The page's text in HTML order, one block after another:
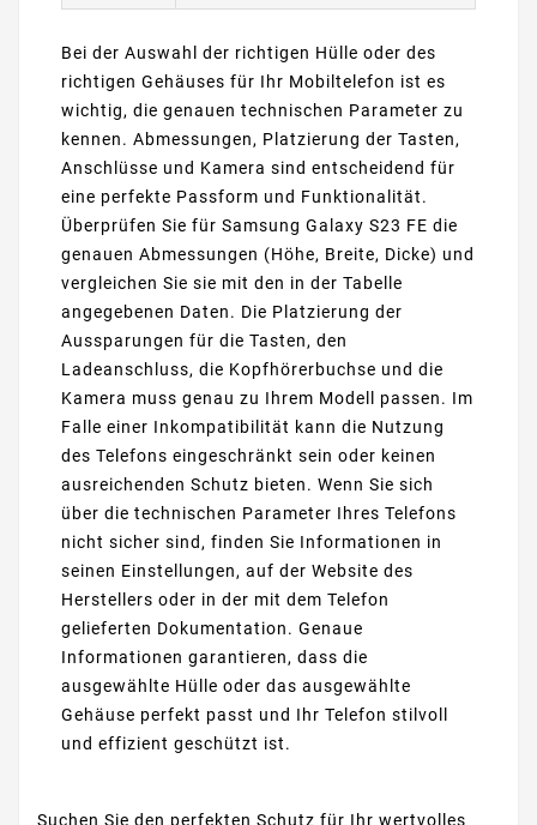
Bei der Auswahl der richtigen Hülle oder des
richtigen Gehäuses für Ihr Mobiltelefon ist es
wichtig, die genauen technischen Parameter zu
kennen. Abmessungen, Platzierung der Tasten,
Anschlüsse und Kamera sind entscheidend für
eine perfekte Passform und Funktionalität.
Überprüfen Sie für Samsung Galaxy S23 FE die
genauen Abmessungen (Höhe, Breite, Dicke) und
vergleichen Sie sie mit den in der Tabelle
angegebenen Daten. Die Platzierung der
Aussparungen für die Tasten, den
Ladeanschluss, die Kopfhörerbuchse und die
Kamera muss genau zu Ihrem Modell passen. Im
Falle einer Inkompatibilität kann die Nutzung
des Telefons eingeschränkt sein oder keinen
ausreichenden Schutz bieten. Wenn Sie sich
über die technischen Parameter Ihres Telefons
nicht sicher sind, finden Sie Informationen in
seinen Einstellungen, auf der Website des
Herstellers oder in der mit dem Telefon
gelieferten Dokumentation. Genaue
Informationen garantieren, dass die
ausgewählte Hülle oder das ausgewählte
Gehäuse perfekt passt und Ihr Telefon stilvoll
und effizient geschützt ist.
Suchen Sie den perfekten Schutz für Ihr wertvolles